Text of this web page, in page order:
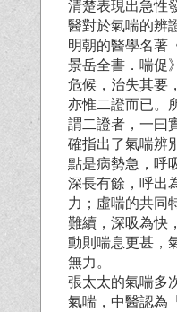
清楚表現出急性
醫對於氣喘的辨
明朝的醫學名著
景岳全書．喘促
危候，治失其要
亦惟二證而已。
謂二證者，一曰
確指出了氣喘辨
點是病勢急，呼
深長有餘，呼出
力；虛喘的共同
難續，深吸為快，
動則喘息更甚，
無力。
張太太的氣喘多
氣喘，中醫認為